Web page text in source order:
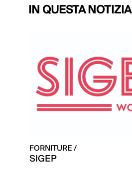
IN QUESTA NOTIZIA
FORNITURE /
SIGEP